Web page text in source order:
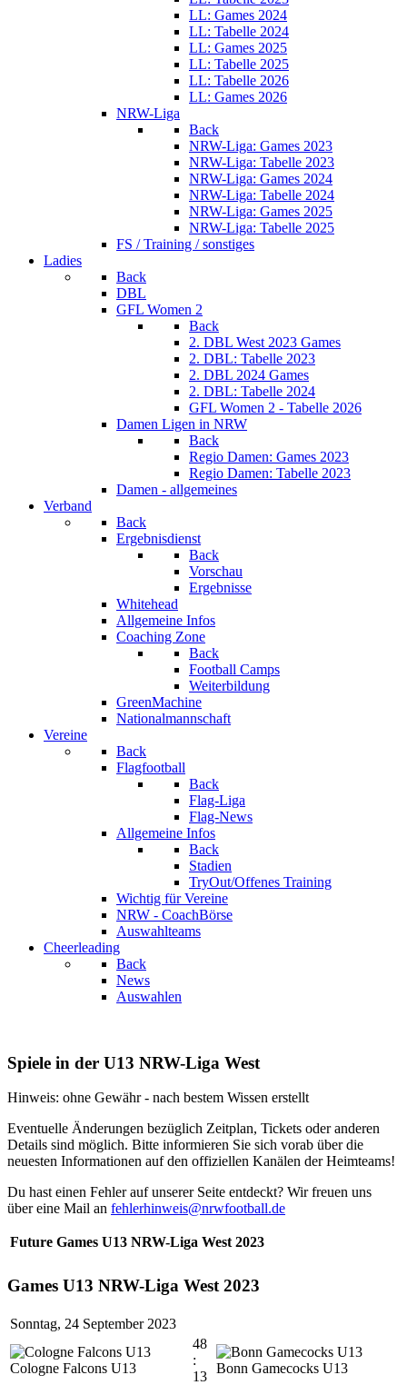
LL: Games 2024
LL: Tabelle 2024
LL: Games 2025
LL: Tabelle 2025
LL: Tabelle 2026
LL: Games 2026
NRW-Liga
Back
NRW-Liga: Games 2023
NRW-Liga: Tabelle 2023
NRW-Liga: Games 2024
NRW-Liga: Tabelle 2024
NRW-Liga: Games 2025
NRW-Liga: Tabelle 2025
FS / Training / sonstiges
Ladies
Back
DBL
GFL Women 2
Back
2. DBL West 2023 Games
2. DBL: Tabelle 2023
2. DBL 2024 Games
2. DBL: Tabelle 2024
GFL Women 2 - Tabelle 2026
Damen Ligen in NRW
Back
Regio Damen: Games 2023
Regio Damen: Tabelle 2023
Damen - allgemeines
Verband
Back
Ergebnisdienst
Back
Vorschau
Ergebnisse
Whitehead
Allgemeine Infos
Coaching Zone
Back
Football Camps
Weiterbildung
GreenMachine
Nationalmannschaft
Vereine
Back
Flagfootball
Back
Flag-Liga
Flag-News
Allgemeine Infos
Back
Stadien
TryOut/Offenes Training
Wichtig für Vereine
NRW - CoachBörse
Auswahlteams
Cheerleading
Back
News
Auswahlen
Spiele in der U13 NRW-Liga West
Hinweis: ohne Gewähr - nach bestem Wissen erstellt
Eventuelle Änderungen bezüglich Zeitplan, Tickets oder anderen
Details sind möglich. Bitte informieren Sie sich vorab über die
neuesten Informationen auf den offiziellen Kanälen der Heimteams!
Du hast einen Fehler auf unserer Seite entdeckt? Wir freuen uns
über eine Mail an fehlerhinweis@nrwfootball.de
Future Games U13 NRW-Liga West 2023
Games U13 NRW-Liga West 2023
Sonntag, 24 September 2023
Cologne Falcons U13
48
:
13
Bonn Gamecocks U13